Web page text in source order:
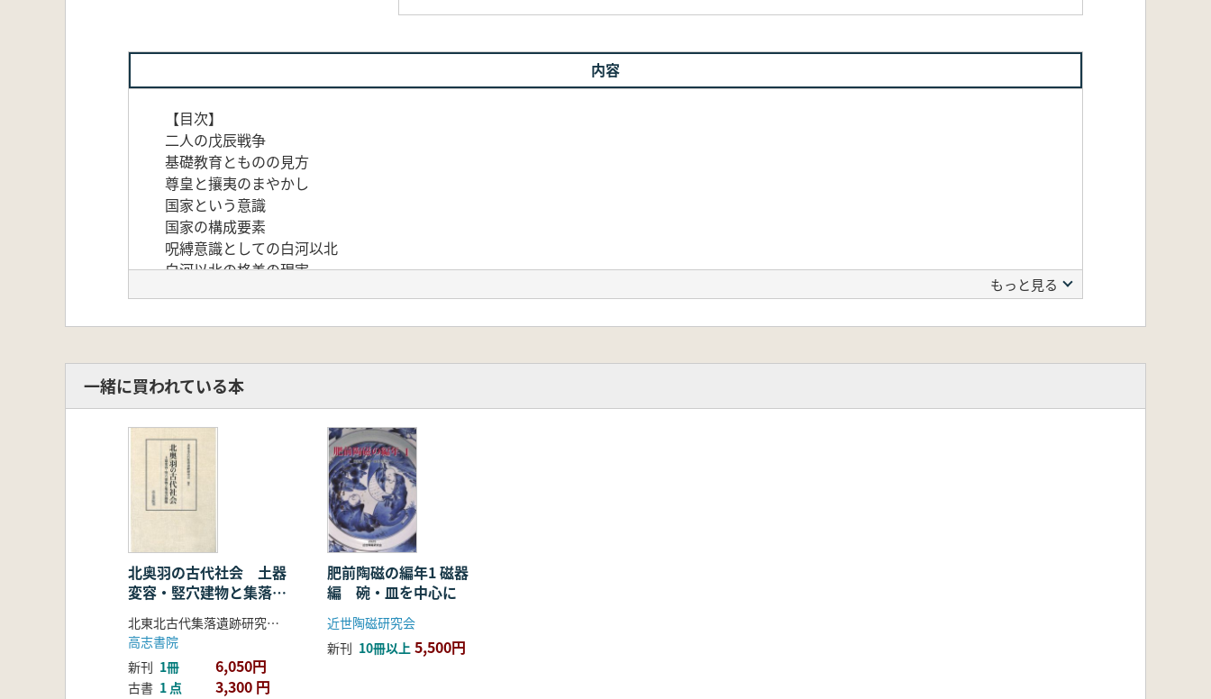
内容
【目次】
二人の戊辰戦争
基礎教育とものの見方
尊皇と攘夷のまやかし
国家という意識
国家の構成要素
呪縛意識としての白河以北
白河以北の格差の現実
もっと見る
一緒に買われている本
北奥羽の古代社会 土器
変容・竪穴建物と集落の
動態
北東北古代集落遺跡研究会編
高志書院
新刊 1冊 6,050円
古書 1 点 3,300 円
肥前陶磁の編年1 磁器
編 碗・皿を中心に
近世陶磁研究会
新刊 10冊以上 5,500円